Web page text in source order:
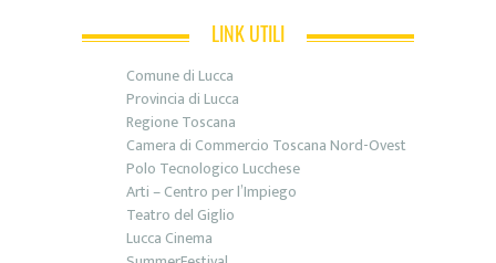
LINK UTILI
Comune di Lucca
Provincia di Lucca
Regione Toscana
Camera di Commercio Toscana Nord-Ovest
Polo Tecnologico Lucchese
Arti – Centro per l’Impiego
Teatro del Giglio
Lucca Cinema